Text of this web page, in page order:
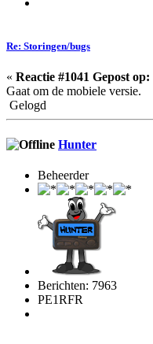
Re: Storingen/bugs
« Reactie #1041 Gepost op:
Gaat om de mobiele versie.
Gelogd
Hunter
Beheerder
Berichten: 7963
PE1RFR